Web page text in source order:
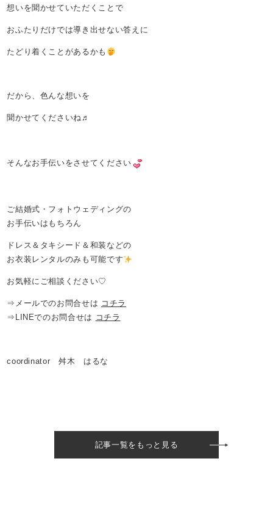
想いを聞かせていただくことで
おふたりだけでは導き出せない答えに
たどり着くことがあるかも
だから、色んな想いを
聞かせてくださいね♬
そんなお手伝いをさせてください
ご結婚式・フォトウェディングの
お手伝いはもちろん
ドレス＆タキシード＆和装などの
お衣装レンタルのみも可能です
お気軽にご相談ください♡
⇒メールでのお問合せは コチラ
⇒LINEでのお問合せは コチラ
coordinator 舛木 はるな
記事一覧をもっと見る